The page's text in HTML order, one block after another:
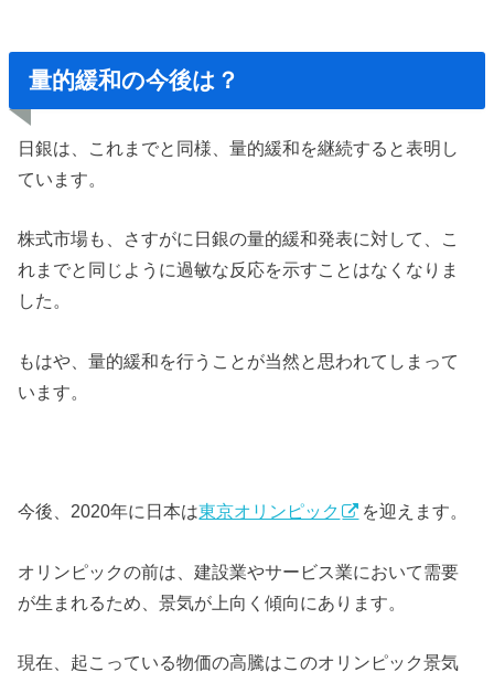
量的緩和の今後は？
日銀は、これまでと同様、量的緩和を継続すると表明し
ています。
株式市場も、さすがに日銀の量的緩和発表に対して、こ
れまでと同じように過敏な反応を示すことはなくなりま
した。
もはや、量的緩和を行うことが当然と思われてしまって
います。
今後、2020年に日本は東京オリンピック を迎えます。
オリンピックの前は、建設業やサービス業において需要
が生まれるため、景気が上向く傾向にあります。
現在、起こっている物価の高騰はこのオリンピック景気